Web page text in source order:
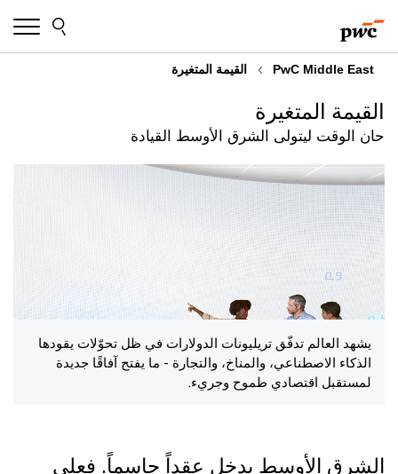
to
content
to
footer
PwC Middle East القيمة المتغيرة
حان الوقت ليتولى الشرق الأوسط القيادة
القيمة المتغيرة
يشهد العالم تدفّق تريليونات الدولارات في ظل تحوّلات يقودها
الذكاء الاصطناعي، والمناخ، والتجارة - ما يفتح آفاقًا جديدة
لمستقبل اقتصادي طموح وجريء.
الشرق الأوسط يدخل عقداً حاسماً. فعلى